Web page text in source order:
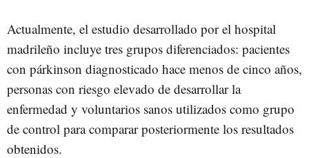
Actualmente, el estudio desarrollado por el hospital
madrileño incluye tres grupos diferenciados: pacientes
con párkinson diagnosticado hace menos de cinco años,
personas con riesgo elevado de desarrollar la
enfermedad y voluntarios sanos utilizados como grupo
de control para comparar posteriormente los resultados
obtenidos.